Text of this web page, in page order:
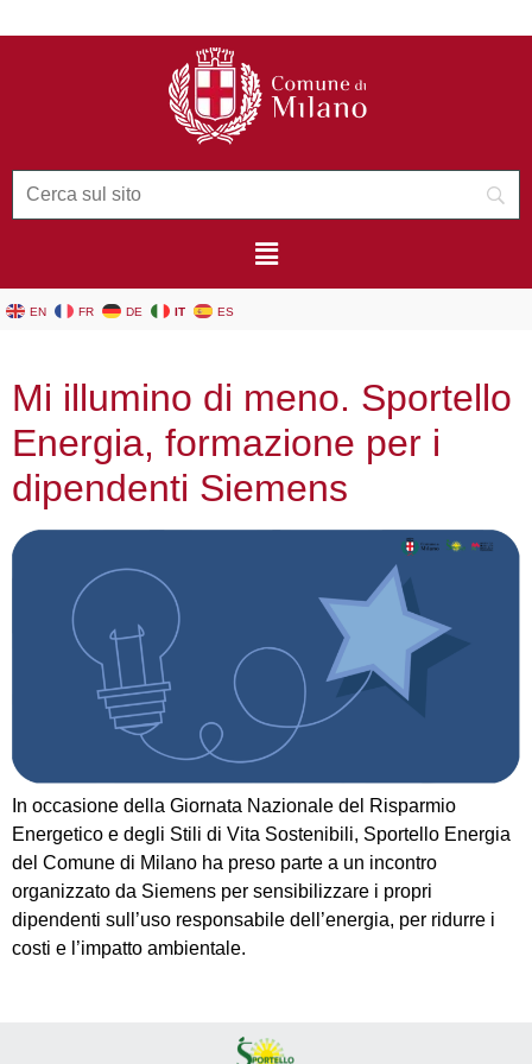
EN FR DE IT ES
Mi illumino di meno. Sportello
Energia, formazione per i
dipendenti Siemens
In occasione della Giornata Nazionale del Risparmio
Energetico e degli Stili di Vita Sostenibili, Sportello Energia
del Comune di Milano ha preso parte a un incontro
organizzato da Siemens per sensibilizzare i propri
dipendenti sull’uso responsabile dell’energia, per ridurre i
costi e l’impatto ambientale.